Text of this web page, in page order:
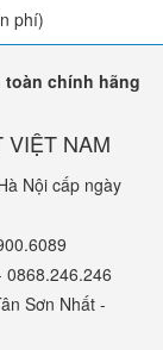
phí)
chính hãng
VIỆT NAM
Nội cấp ngày
0868.246.246
Sơn Nhất -